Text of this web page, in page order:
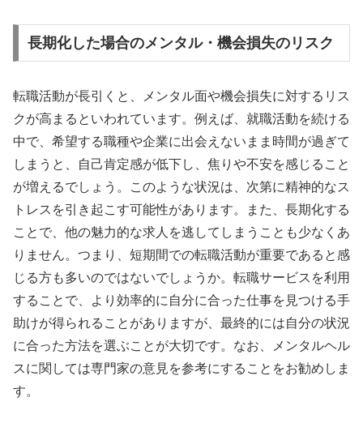
長期化した場合のメンタル・機会損失のリスク
転職活動が長引くと、メンタル面や機会損失に対するリス
クが高まるといわれています。例えば、就職活動を続ける
中で、希望する職種や企業に出会えないまま時間が過ぎて
しまうと、自己肯定感が低下し、焦りや不安を感じること
が増えるでしょう。このような状況は、次第に精神的なス
トレスを引き起こす可能性があります。また、長期化する
ことで、他の魅力的な求人を逃してしまうことも少なくあ
りません。つまり、短期間での転職活動が重要であると感
じる方も多いのではないでしょうか。転職サービスを利用
することで、より効率的に自分に合った仕事を見つける手
助けが得られることがありますが、最終的には自分の状況
に合った方法を選ぶことが大切です。なお、メンタルヘル
スに関しては専門家の意見を参考にすることをお勧めしま
す。